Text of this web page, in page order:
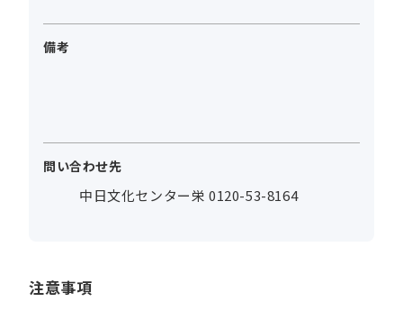
備考
問い合わせ先
中日文化センター栄 0120-53-8164
注意事項